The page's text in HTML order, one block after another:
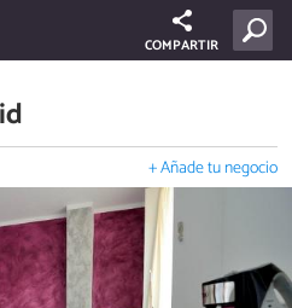
COMPARTIR
+ Añade tu negocio